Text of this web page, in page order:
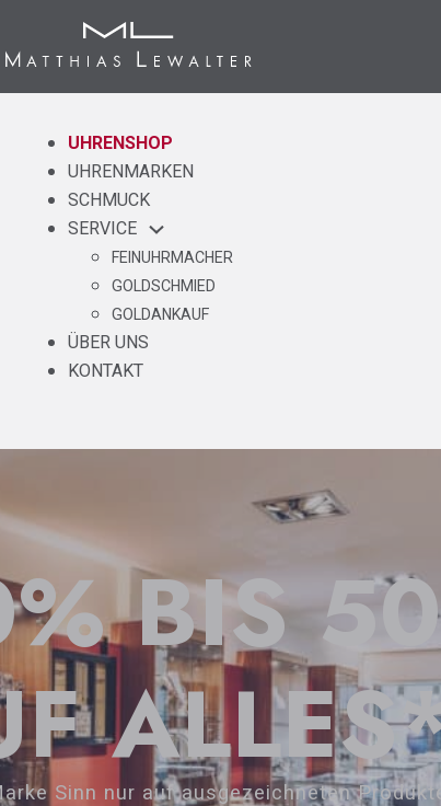
UHRENSHOP
UHRENMARKEN
SCHMUCK
SERVICE
FEINUHRMACHER
GOLDSCHMIED
GOLDANKAUF
ÜBER UNS
KONTAKT
BIS
Sinn nur auf ausgezeichneten